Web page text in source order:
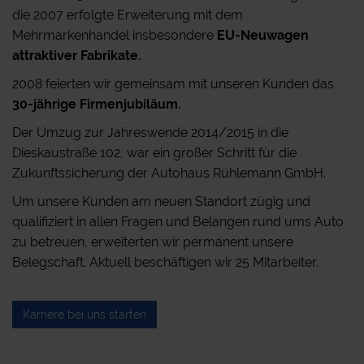
die 2007 erfolgte Erweiterung mit dem
Mehrmarkenhandel insbesondere EU-Neuwagen
attraktiver Fabrikate.
2008 feierten wir gemeinsam mit unseren Kunden das
30-jährige Firmenjubiläum.
Der Umzug zur Jahreswende 2014/2015 in die
Dieskaustraße 102, war ein großer Schritt für die
Zukunftssicherung der Autohaus Rühlemann GmbH.
Um unsere Kunden am neuen Standort zügig und
qualifiziert in allen Fragen und Belangen rund ums Auto
zu betreuen, erweiterten wir permanent unsere
Belegschaft. Aktuell beschäftigen wir 25 Mitarbeiter.
Karriere bei uns starten